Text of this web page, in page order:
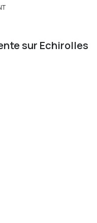
sur Echirolles